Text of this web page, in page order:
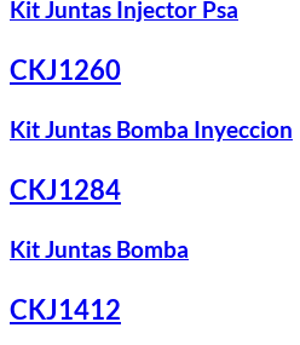
Kit Juntas Injector Psa
CKJ1260
Kit Juntas Bomba Inyeccion
CKJ1284
Kit Juntas Bomba
CKJ1412